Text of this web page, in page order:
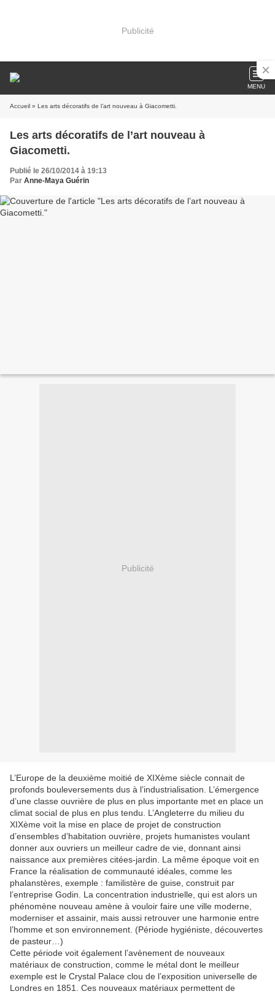
Publicité
MENU
Accueil » Les arts décoratifs de l’art nouveau à Giacometti.
Les arts décoratifs de l’art nouveau à
Giacometti.
Publié le 26/10/2014 à 19:13
Par Anne-Maya Guérin
Publicité
L’Europe de la deuxième moitié de XIXème siècle connait de
profonds bouleversements dus à l’industrialisation. L’émergence
d’une classe ouvrière de plus en plus importante met en place un
climat social de plus en plus tendu. L’Angleterre du milieu du
XIXème voit la mise en place de projet de construction
d’ensembles d’habitation ouvrière, projets humanistes voulant
donner aux ouvriers un meilleur cadre de vie, donnant ainsi
naissance aux premières citées-jardin. La même époque voit en
France la réalisation de communauté idéales, comme les
phalanstères, exemple : familistère de guise, construit par
l’entreprise Godin. La concentration industrielle, qui est alors un
phénomène nouveau amène à vouloir faire une ville moderne,
moderniser et assainir, mais aussi retrouver une harmonie entre
l’homme et son environnement. (Période hygiéniste, découvertes
de pasteur…)
Cette période voit également l’avènement de nouveaux
matériaux de construction, comme le métal dont le meilleur
exemple est le Crystal Palace clou de l’exposition universelle de
Londres en 1851. Ces nouveaux matériaux permettent de